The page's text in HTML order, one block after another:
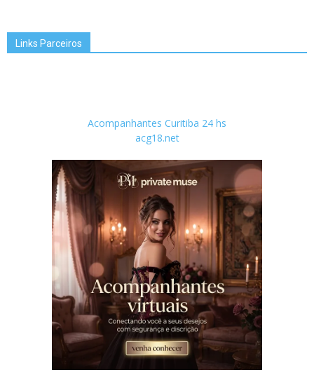
Links Parceiros
Acompanhantes Curitiba 24 hs
acg18.net